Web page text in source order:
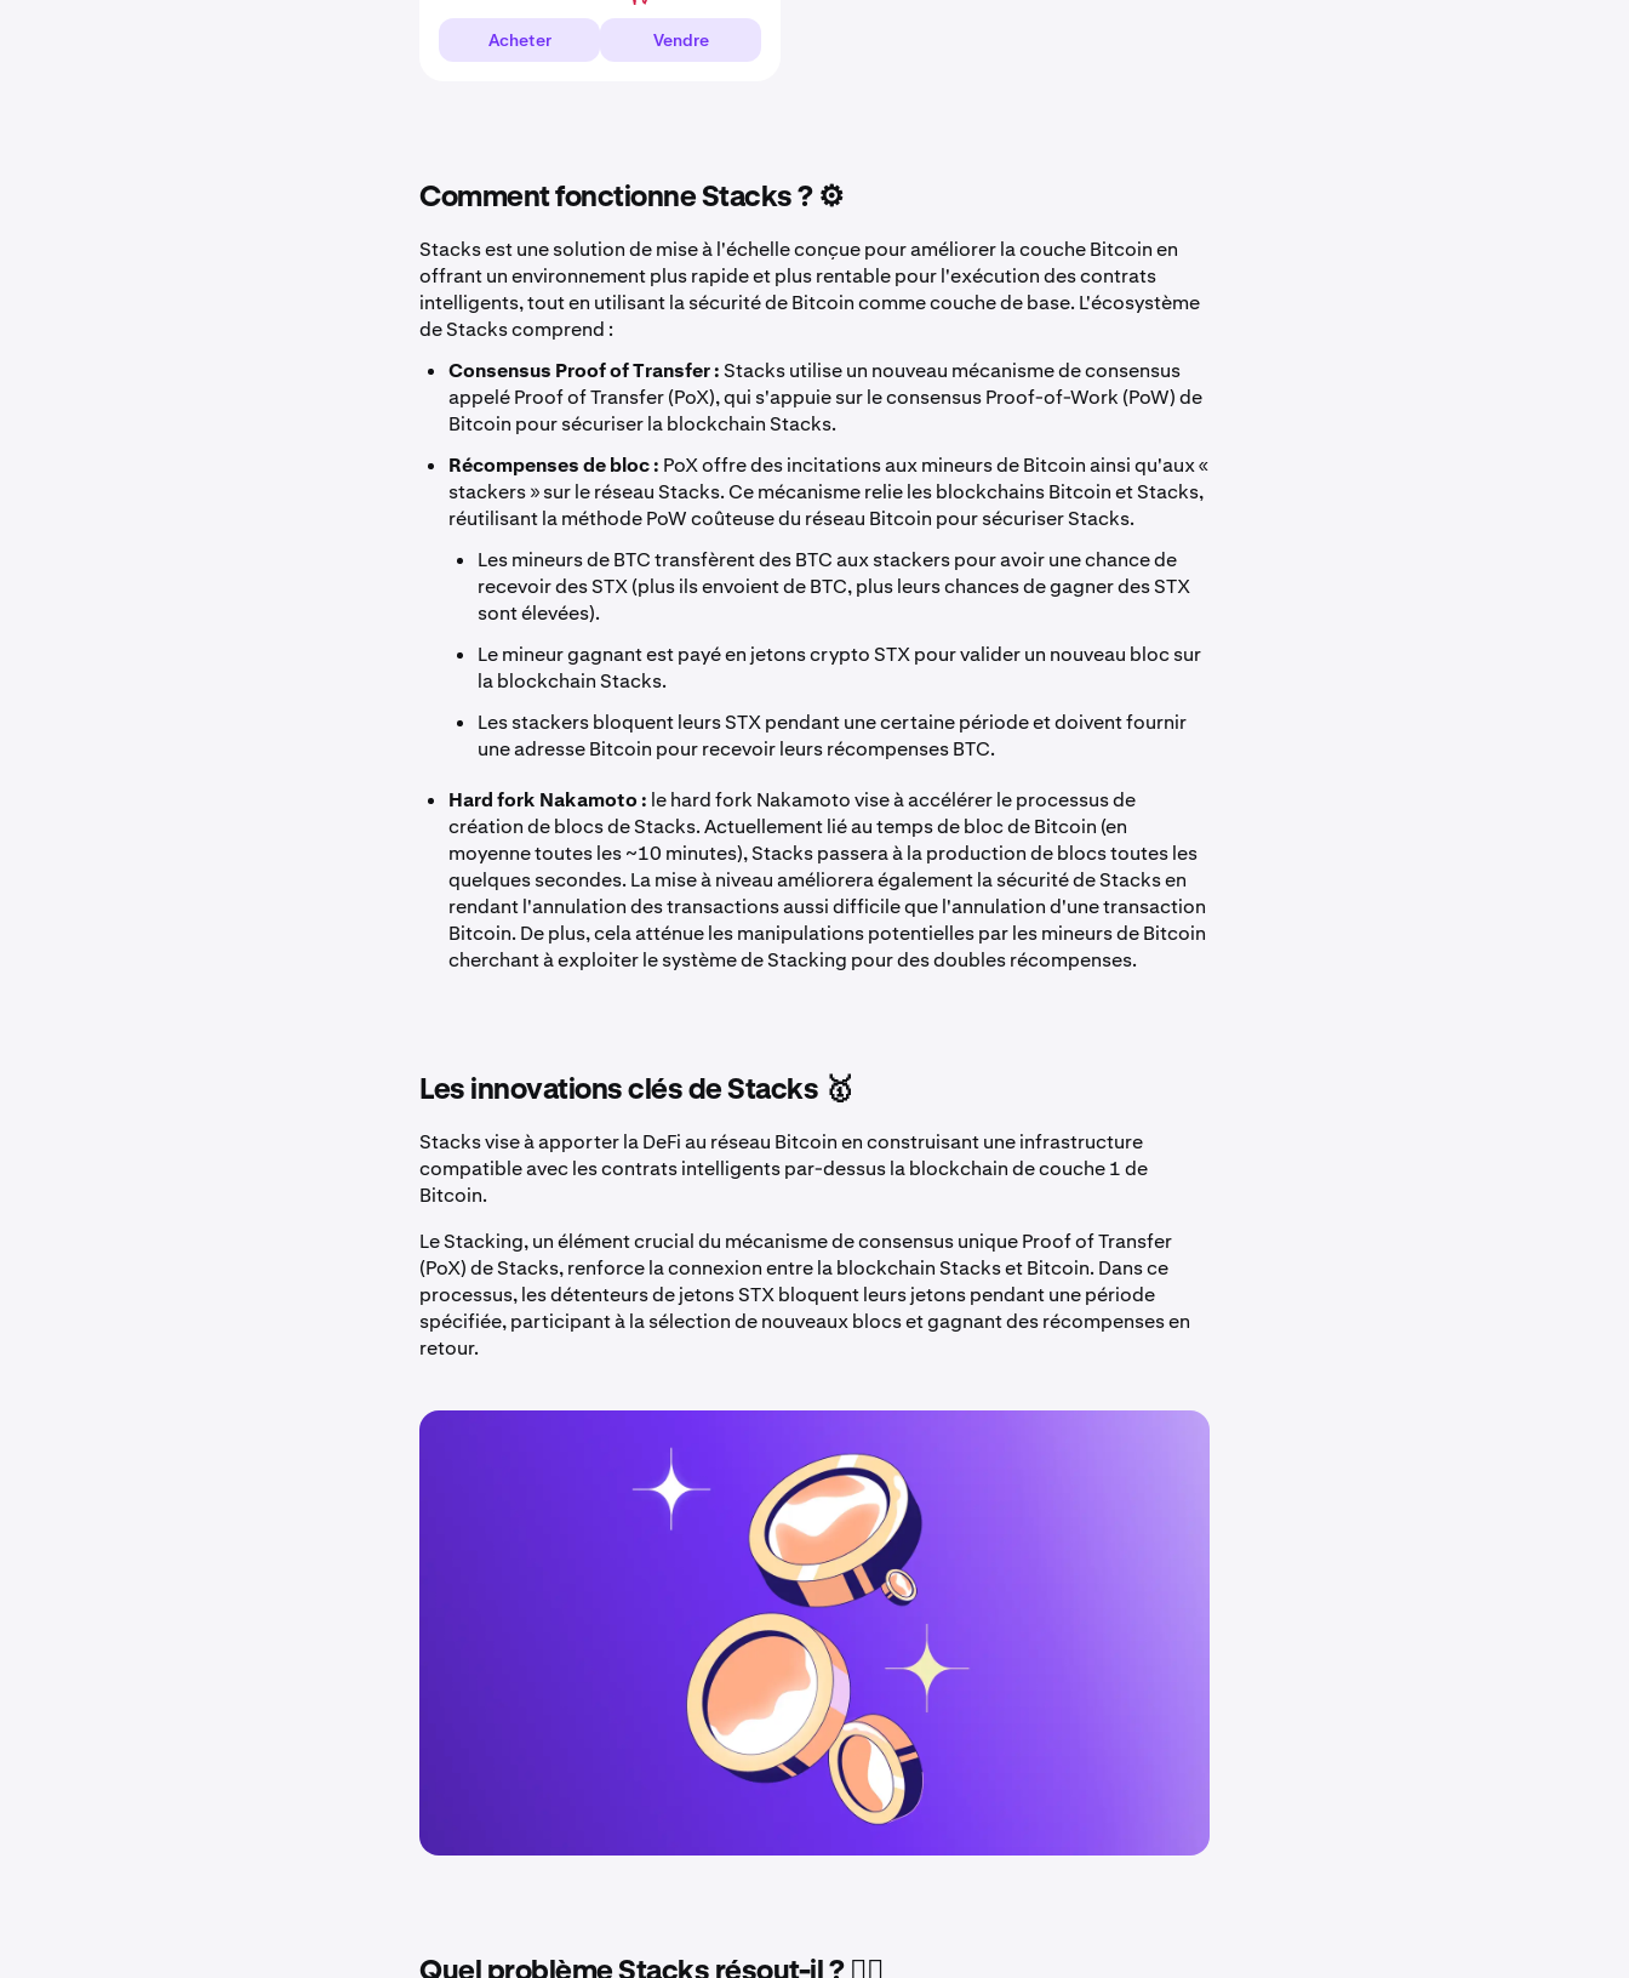
Acheter Vendre
Comment fonctionne Stacks ? ⚙️
Stacks est une solution de mise à l'échelle conçue pour améliorer la couche Bitcoin en
offrant un environnement plus rapide et plus rentable pour l'exécution des contrats
intelligents, tout en utilisant la sécurité de Bitcoin comme couche de base. L'écosystème
de Stacks comprend :
Consensus Proof of Transfer :Stacks utilise un nouveau mécanisme de consensus
appelé Proof of Transfer (PoX), qui s'appuie sur le consensus Proof-of-Work (PoW) de
Bitcoin pour sécuriser la blockchain Stacks.
Récompenses de bloc : PoX offre des incitations aux mineurs de Bitcoin ainsi qu'aux «
stackers » sur le réseau Stacks. Ce mécanisme relie les blockchains Bitcoin et Stacks,
réutilisant la méthode PoW coûteuse du réseau Bitcoin pour sécuriser Stacks.
Les mineurs de BTC transfèrent des BTC aux stackers pour avoir une chance de
recevoir des STX (plus ils envoient de BTC, plus leurs chances de gagner des STX
sont élevées).
Le mineur gagnant est payé en jetons crypto STX pour valider un nouveau bloc sur
la blockchain Stacks.
Les stackers bloquent leurs STX pendant une certaine période et doivent fournir
une adresse Bitcoin pour recevoir leurs récompenses BTC.
Hard fork Nakamoto : le hard fork Nakamoto vise à accélérer le processus de
création de blocs de Stacks. Actuellement lié au temps de bloc de Bitcoin (en
moyenne toutes les ~10 minutes), Stacks passera à la production de blocs toutes les
quelques secondes. La mise à niveau améliorera également la sécurité de Stacks en
rendant l'annulation des transactions aussi difficile que l'annulation d'une transaction
Bitcoin. De plus, cela atténue les manipulations potentielles par les mineurs de Bitcoin
cherchant à exploiter le système de Stacking pour des doubles récompenses.
Les innovations clés de Stacks 🥇
Stacks vise à apporter la DeFi au réseau Bitcoin en construisant une infrastructure
compatible avec les contrats intelligents par-dessus la blockchain de couche 1 de
Bitcoin.
Le Stacking, un élément crucial du mécanisme de consensus unique Proof of Transfer
(PoX) de Stacks, renforce la connexion entre la blockchain Stacks et Bitcoin. Dans ce
processus, les détenteurs de jetons STX bloquent leurs jetons pendant une période
spécifiée, participant à la sélection de nouveaux blocs et gagnant des récompenses en
retour.
Quel problème Stacks résout-il ? 🤷‍♂️